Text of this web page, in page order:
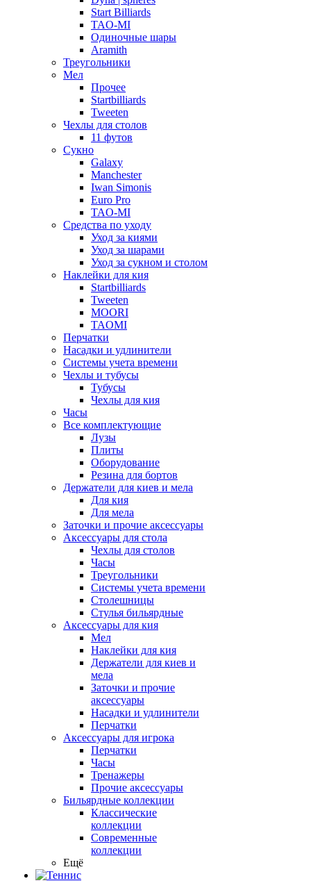
Start Billiards
TAO-MI
Одиночные шары
Aramith
Треугольники
Мел
Прочее
Startbilliards
Tweeten
Чехлы для столов
11 футов
Сукно
Galaxy
Manchester
Iwan Simonis
Euro Pro
TAO-MI
Средства по уходу
Уход за киями
Уход за шарами
Уход за сукном и столом
Наклейки для кия
Startbilliards
Tweeten
MOORI
TAOMI
Перчатки
Насадки и удлинители
Системы учета времени
Чехлы и тубусы
Тубусы
Чехлы для кия
Часы
Все комплектующие
Лузы
Плиты
Оборудование
Резина для бортов
Держатели для киев и мела
Для кия
Для мела
Заточки и прочие аксессуары
Аксессуары для стола
Чехлы для столов
Часы
Треугольники
Системы учета времени
Столешницы
Стулья бильярдные
Аксессуары для кия
Мел
Наклейки для кия
Держатели для киев и
мела
Заточки и прочие
аксессуары
Насадки и удлинители
Перчатки
Аксессуары для игрока
Перчатки
Часы
Тренажеры
Прочие аксессуары
Бильярдные коллекции
Классические
коллекции
Современные
коллекции
Ещё